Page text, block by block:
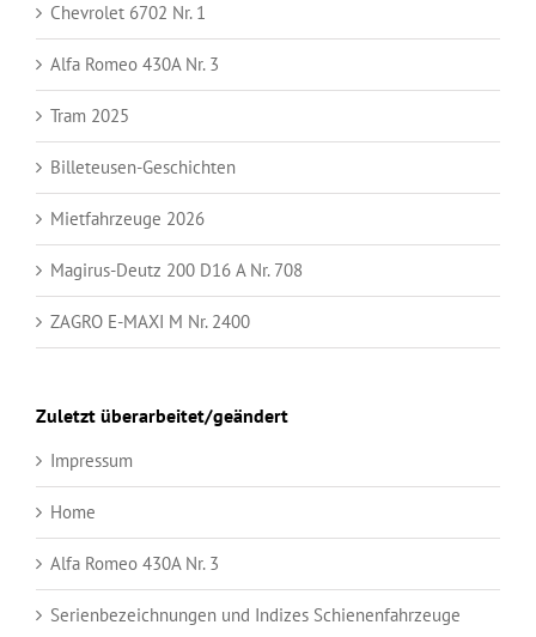
Chevrolet 6702 Nr. 1
Alfa Romeo 430A Nr. 3
Tram 2025
Billeteusen-Geschichten
Mietfahrzeuge 2026
Magirus-Deutz 200 D16 A Nr. 708
ZAGRO E-MAXI M Nr. 2400
Zuletzt überarbeitet/geändert
Impressum
Home
Alfa Romeo 430A Nr. 3
Serienbezeichnungen und Indizes Schienenfahrzeuge